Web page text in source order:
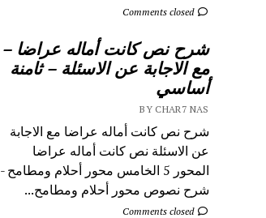
Comments closed
شرح نص كانت أماله عراضا –
مع الاجابة عن الاسئلة – ثامنة
أساسي
BY CHAR7 NAS
شرح نص كانت أماله عراضا مع الاجابة
عن الاسئلة نص كانت أماله عراضا
المحور 5 الخامس محور أحلام ومطامح -
شرح نصوص محور أحلام ومطامح...
Comments closed